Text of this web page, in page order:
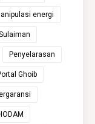
energi
Penyelarasan
Ghoib